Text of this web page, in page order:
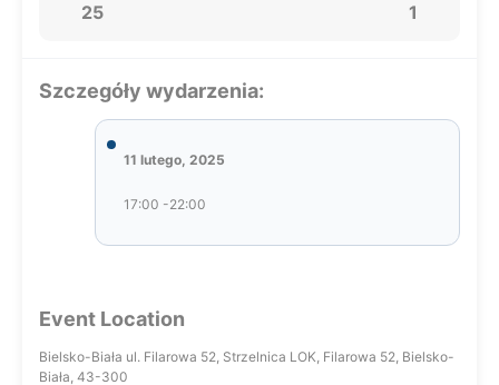
25 1
Szczegóły wydarzenia:
11 lutego, 2025
17:00 -22:00
Event Location
Bielsko-Biała ul. Filarowa 52, Strzelnica LOK, Filarowa 52, Bielsko-
Biała, 43-300